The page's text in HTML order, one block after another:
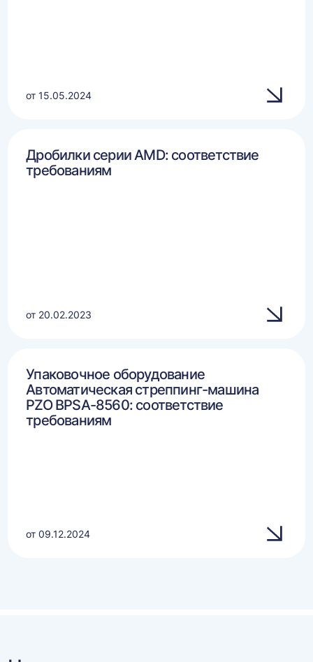
от 15.05.2024
Дробилки серии AMD: соответствие
требованиям
от 20.02.2023
Упаковочное оборудование
Автоматическая стреппинг-машина
PZO BPSA-8560: соответствие
требованиям
от 09.12.2024